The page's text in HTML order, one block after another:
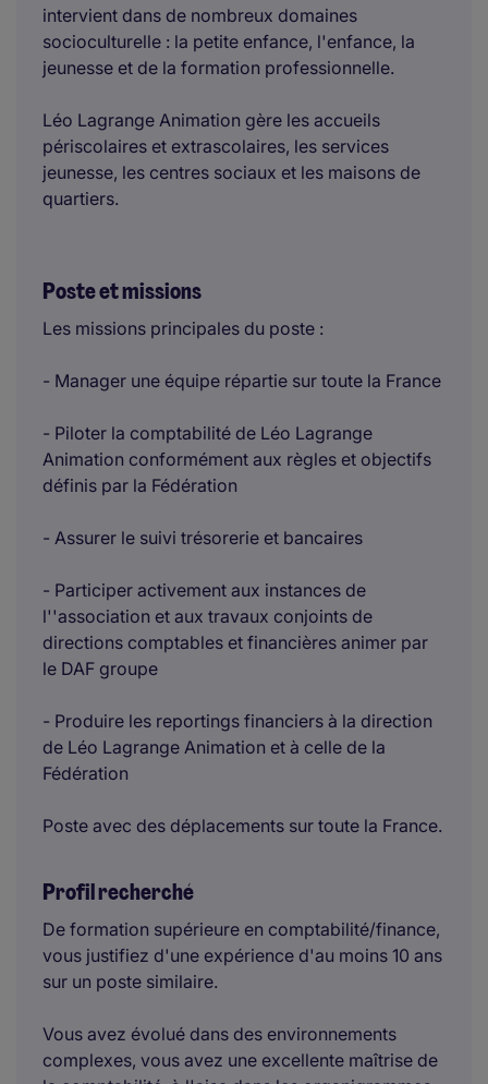
intervient dans de nombreux domaines
socioculturelle : la petite enfance, l'enfance, la
jeunesse et de la formation professionnelle.
Léo Lagrange Animation gère les accueils
périscolaires et extrascolaires, les services
jeunesse, les centres sociaux et les maisons de
quartiers.
Poste et missions
Les missions principales du poste :
- Manager une équipe répartie sur toute la France
- Piloter la comptabilité de Léo Lagrange
Animation conformément aux règles et objectifs
définis par la Fédération
- Assurer le suivi trésorerie et bancaires
- Participer activement aux instances de
l''association et aux travaux conjoints de
directions comptables et financières animer par
le DAF groupe
- Produire les reportings financiers à la direction
de Léo Lagrange Animation et à celle de la
Fédération
Poste avec des déplacements sur toute la France.
Profil recherché
De formation supérieure en comptabilité/finance,
vous justifiez d'une expérience d'au moins 10 ans
sur un poste similaire.
Vous avez évolué dans des environnements
complexes, vous avez une excellente maîtrise de